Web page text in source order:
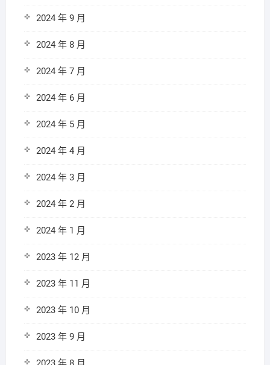
2024 年 9 月
2024 年 8 月
2024 年 7 月
2024 年 6 月
2024 年 5 月
2024 年 4 月
2024 年 3 月
2024 年 2 月
2024 年 1 月
2023 年 12 月
2023 年 11 月
2023 年 10 月
2023 年 9 月